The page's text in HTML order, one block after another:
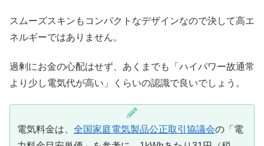
スムーズスキンもコンパクトなデザインなので決して高エ
ネルギーではありません。
過剰にお金の心配はせず、あくまでも「ハイパワー故通常
より少し電気代が高い」くらいの認識で良いでしょう。
電気料金は、 全国家庭電気製品公正取引協議会の「電